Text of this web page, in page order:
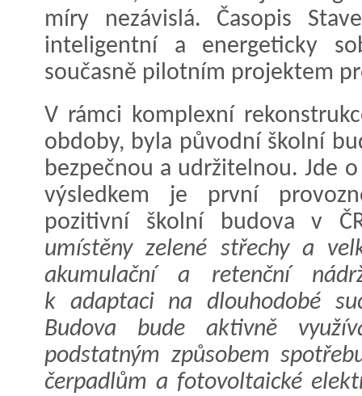
míry nezávislá. Časopis
inteligentní a energeticky
současně pilotním projektem
V rámci komplexní
obdoby, byla původní školní
bezpečnou a udržitelnou. Jde
výsledkem je první
pozitivní školní budova v
umístěny zelené střechy a
akumulační a retenční
k adaptaci na dlouhodobé
Budova bude aktivně
podstatným způsobem
čerpadlům a fotovoltaické